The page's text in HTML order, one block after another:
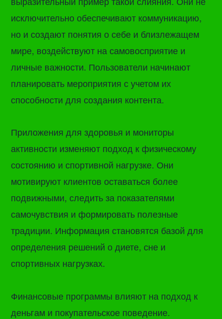
исключительно обеспечивают коммуникацию,
но и создают понятия о себе и близлежащем
мире, воздействуют на самовосприятие и
личные важности. Пользователи начинают
планировать мероприятия с учетом их
способности для создания контента.
Приложения для здоровья и мониторы
активности изменяют подход к физическому
состоянию и спортивной нагрузке. Они
мотивируют клиентов оставаться более
подвижными, следить за показателями
самочувствия и формировать полезные
традиции. Информация становятся базой для
определения решений о диете, сне и
спортивных нагрузках.
Финансовые программы влияют на подход к
деньгам и покупательское поведение.